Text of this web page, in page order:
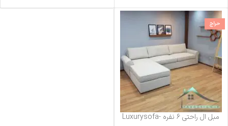
حراج
مبل ال راحتی ۶ نفره Luxurysofa-